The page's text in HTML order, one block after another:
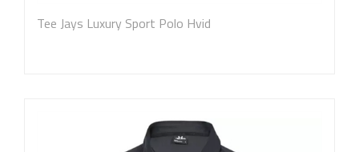
Tee Jays Luxury Sport Polo Hvid